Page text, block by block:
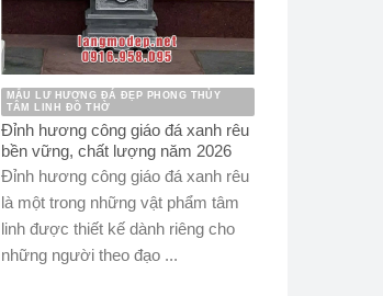
MẪU LƯ HƯƠNG ĐÁ ĐẸP PHONG THỦY
TÂM LINH ĐỒ THỜ
Đỉnh hương công giáo đá xanh rêu
bền vững, chất lượng năm 2026
Đỉnh hương công giáo đá xanh rêu
là một trong những vật phẩm tâm
linh được thiết kế dành riêng cho
những người theo đạo ...